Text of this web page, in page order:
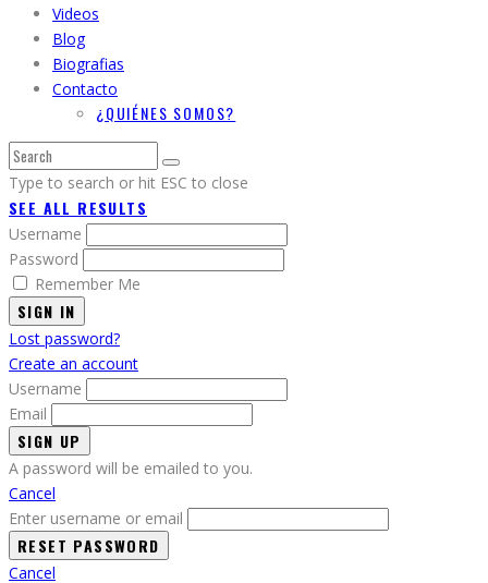
Videos
Blog
Biografias
Contacto
¿QUIÉNES SOMOS?
Type to search or hit ESC to close
SEE ALL RESULTS
Username
Password
Remember Me
SIGN IN
Lost password?
Create an account
Username
Email
A password will be emailed to you.
Cancel
Enter username or email
Cancel